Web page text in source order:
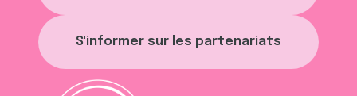
S'informer sur les partenariats